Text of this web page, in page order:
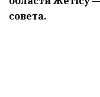
совета.